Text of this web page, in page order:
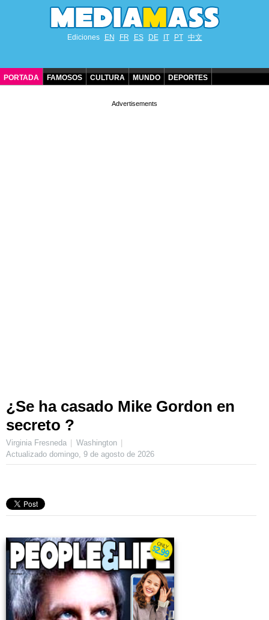
Ediciones EN FR ES DE IT PT 中文
PORTADA FAMOSOS CULTURA MUNDO DEPORTES
¿Se ha casado Mike Gordon en
secreto ?
Virginia Fresneda
Washington
Actualizado domingo, 9 de agosto de 2026